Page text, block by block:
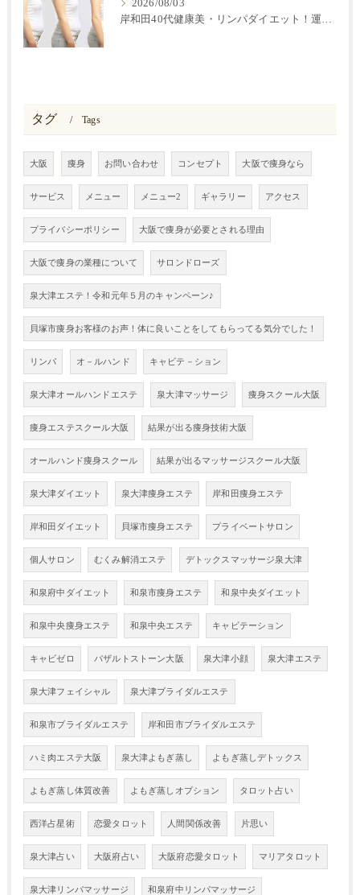
2026/08/03
タグ Tags
大阪 痩身 お問い合わせ コンセプト 大阪で痩身なら
サービス メニュー メニュー2 ギャラリー アクセス
プライバシーポリシー 大阪で痩身が必要とされる理由
大阪で痩身の業種について サロンドローズ
泉大津エステ！令和元年５月のキャンペーン♪
貝塚市痩身お客様のお声！体に良いことをしてもらってる気分でした！
リンパ オ－ルハンド キャビテ－ション
泉大津オールハンドエステ 泉大津マッサージ 痩身スクール大阪
痩身エステスクール大阪 結果が出る痩身技術大阪
オールハンド痩身スクール 結果が出るマッサージスクール大阪
泉大津ダイエット 泉大津痩身エステ 岸和田痩身エステ
岸和田ダイエット 貝塚市痩身エステ プライベートサロン
個人サロン むくみ解消エステ デトックスマッサージ泉大津
和泉府中ダイエット 和泉市痩身エステ 和泉中央ダイエット
和泉中央痩身エステ 和泉中央エステ キャビテーション
キャビゼロ バザルトストーン大阪 泉大津小顔 泉大津エステ
泉大津フェイシャル 泉大津ブライダルエステ
和泉市ブライダルエステ 岸和田市ブライダルエステ
ハミ肉エステ大阪 泉大津よもぎ蒸し よもぎ蒸しデトックス
よもぎ蒸し体質改善 よもぎ蒸しオプション タロット占い
西洋占星術 恋愛タロット 人間関係改善 片思い
泉大津占い 大阪府占い 大阪府恋愛タロット マリアタロット
泉大津リンパマッサージ 和泉府中リンパマッサージ